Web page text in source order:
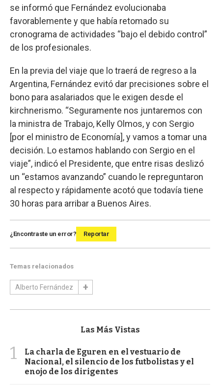
se informó que Fernández evolucionaba
favorablemente y que había retomado su
cronograma de actividades “bajo el debido control”
de los profesionales.
En la previa del viaje que lo traerá de regreso a la
Argentina, Fernández evitó dar precisiones sobre el
bono para asalariados que le exigen desde el
kirchnerismo. “Seguramente nos juntaremos con
la ministra de Trabajo, Kelly Olmos, y con Sergio
[por el ministro de Economía], y vamos a tomar una
decisión. Lo estamos hablando con Sergio en el
viaje”, indicó el Presidente, que entre risas deslizó
un “estamos avanzando” cuando le repreguntaron
al respecto y rápidamente acotó que todavía tiene
30 horas para arribar a Buenos Aires.
¿Encontraste un error? Reportar
Temas relacionados
Alberto Fernández
Las Más Vistas
1
La charla de Eguren en el vestuario de
Nacional, el silencio de los futbolistas y el
enojo de los dirigentes